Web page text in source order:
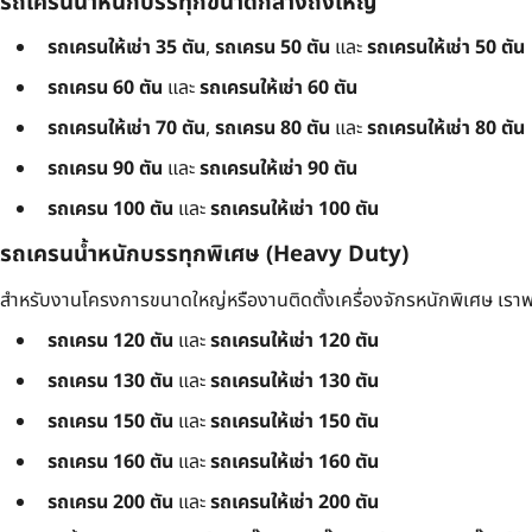
รถเครนให้เช่า 35 ตัน, รถเครน 50 ตัน และรถเครนให้เช่า 50 ตัน
รถเครน 60 ตัน และรถเครนให้เช่า 60 ตัน
รถเครนให้เช่า 70 ตัน, รถเครน 80 ตัน และรถเครนให้เช่า 80 ตัน
รถเครน 90 ตัน และรถเครนให้เช่า 90 ตัน
รถเครน 100 ตัน และรถเครนให้เช่า 100 ตัน
รถเครนน้ำหนักบรรทุกพิเศษ (Heavy Duty)
สำหรับงานโครงการขนาดใหญ่หรืองานติดตั้งเครื่องจักรหนักพิเศษ เรา
รถเครน 120 ตัน และรถเครนให้เช่า 120 ตัน
รถเครน 130 ตัน และรถเครนให้เช่า 130 ตัน
รถเครน 150 ตัน และรถเครนให้เช่า 150 ตัน
รถเครน 160 ตัน และรถเครนให้เช่า 160 ตัน
รถเครน 200 ตัน และรถเครนให้เช่า 200 ตัน